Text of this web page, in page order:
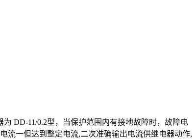
DD-11/0.2型，当保护范围内有接地故障时，故障电
流一但达到整定电流,二次准确输出电流供继电器动作,